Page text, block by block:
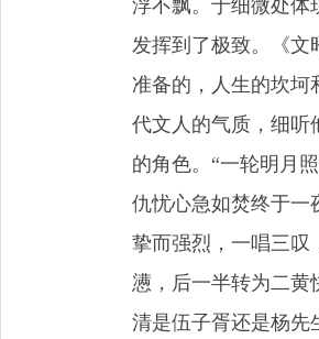
浮不飘。于细微处体
发挥到了极致。《文
准备的，人生的坎坷
代文人的气质，细听
的角色。“一轮明月
仇忧心急如焚终于一
挚而强烈，一唱三叹
懑，后一半转为二黄
清是伍子胥还是杨先